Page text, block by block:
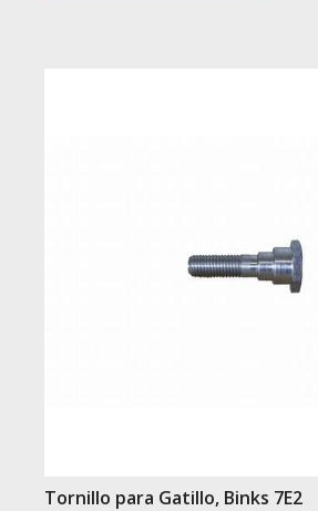
Tornillo para Gatillo, Binks 7E2